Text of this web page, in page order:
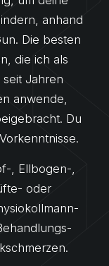
anhand
Die besten
die ich als
Jahren
anwende,
Du
, Ellbogen-,
oder